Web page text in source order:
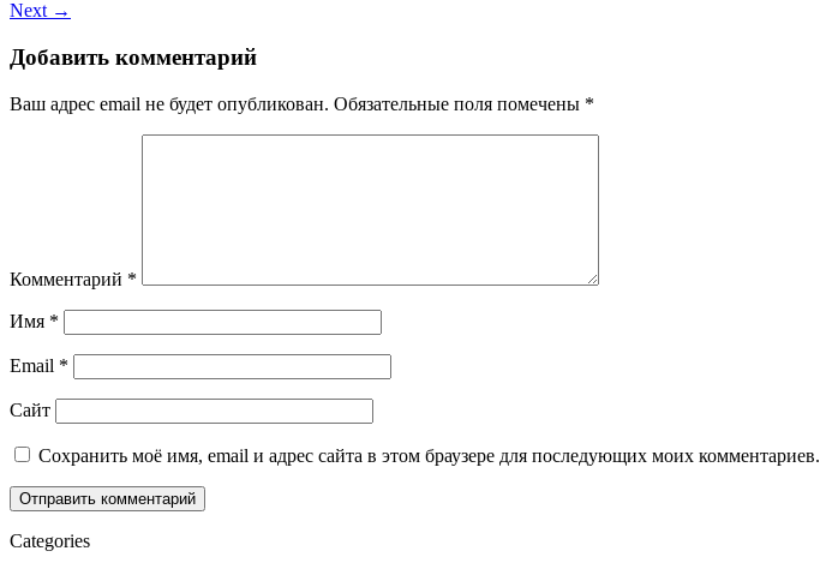
Next →
Добавить комментарий
Ваш адрес email не будет опубликован. Обязательные поля помечены *
Комментарий *
Имя *
Email *
Сайт
Сохранить моё имя, email и адрес сайта в этом браузере для последующих моих комментариев.
Categories